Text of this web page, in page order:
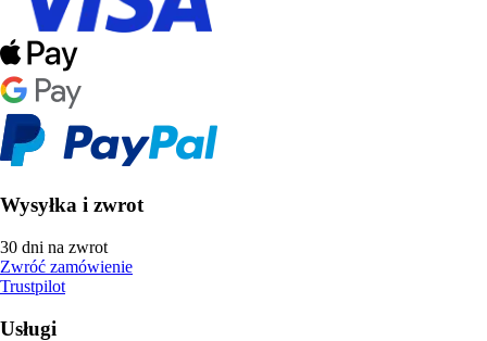
Wysyłka i zwrot
30 dni na zwrot
Zwróć zamówienie
Trustpilot
Usługi